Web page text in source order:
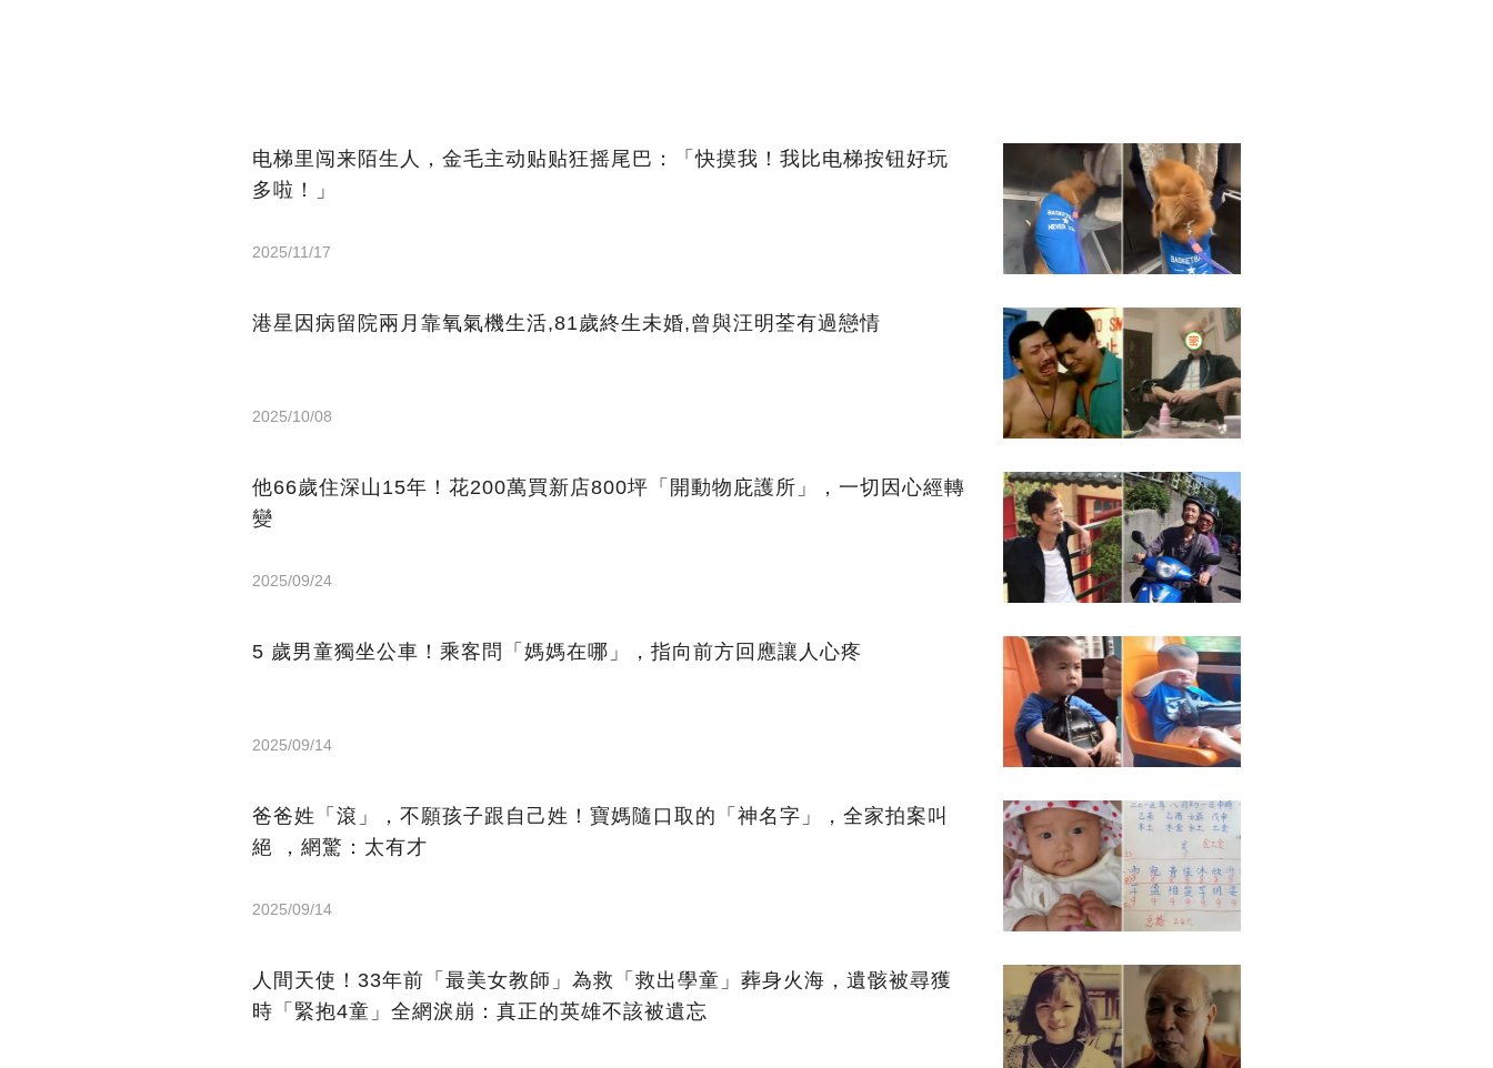
电梯里闯来陌生人，金毛主动贴贴狂摇尾巴：「快摸我！我比电梯按钮好玩
多啦！」
2025/11/17
港星因病留院兩月靠氧氣機生活,81歲終生未婚,曾與汪明荃有過戀情
2025/10/08
他66歲住深山15年！花200萬買新店800坪「開動物庇護所」，一切因心經轉
變
2025/09/24
5 歲男童獨坐公車！乘客問「媽媽在哪」，指向前方回應讓人心疼
2025/09/14
爸爸姓「滾」，不願孩子跟自己姓！寶媽隨口取的「神名字」，全家拍案叫
絕 ，網驚：太有才
2025/09/14
人間天使！33年前「最美女教師」為救「救出學童」葬身火海，遺骸被尋獲
時「緊抱4童」全網淚崩：真正的英雄不該被遺忘